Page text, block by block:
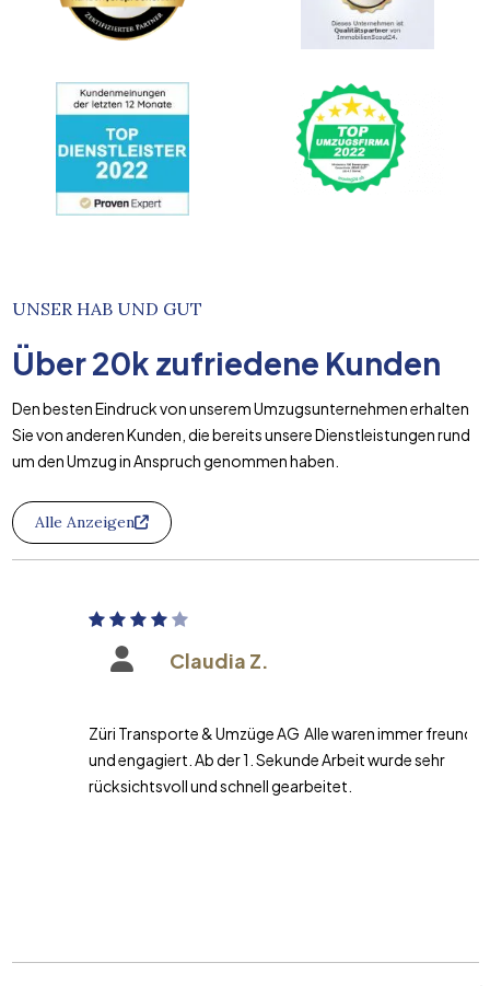
UNSER HAB UND GUT
Über20k zufriedene Kunden
Den besten Eindruck von unserem Umzugsunternehmen erhalten
Sie von anderen Kunden, die bereits unsere Dienstleistungen rund
um den Umzug in Anspruch genommen haben.
Alle Anzeigen
Claudia Z.
Züri Transporte & Umzüge AG Alle waren immer freundlich
und engagiert. Ab der 1. Sekunde Arbeit wurde sehr
rücksichtsvoll und schnell gearbeitet.